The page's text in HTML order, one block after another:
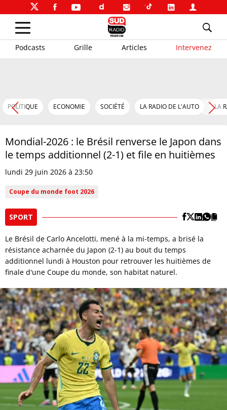
Podcasts Grille Articles Intervenez
POLITIQUE ECONOMIE SOCIÉTÉ LA RADIO DE L'AUTO LA
Mondial-2026 : le Brésil renverse le Japon dans
le temps additionnel (2-1) et file en huitièmes
lundi 29 juin 2026 à 23:50
Coupe du monde foot 2026
SPORT
Le Brésil de Carlo Ancelotti, mené à la mi-temps, a brisé la
résistance acharnée du Japon (2-1) au bout du temps
additionnel lundi à Houston pour retrouver les huitièmes de
finale d'une Coupe du monde, son habitat naturel.